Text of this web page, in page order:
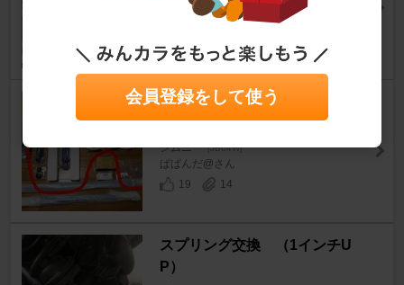
ジムニー [JB64W]
ぱぱんだ@さん
2インチリフトUP‼️への道 そ
の弐①
ジムニー [JB64W]
ぱぱんだ@さん
19
14
スプリング交換 （1インチU
P）
会員登録をして使う